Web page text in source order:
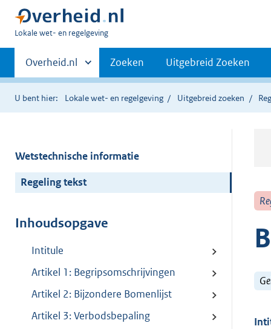
U
hier:
Lokale wet- en regelgeving
Primaire
navigatie
Andere
sites
binnen
Overheid.nl Zoeken Uitgebreid Zoeken
U bent hier: Lokale wet- en regelgeving Uitgebreid zoeken
Wetstechnische informatie
Regeling tekst
Inhoudsopgave
Intitule
Artikel 1: Begripsomschrijvingen
Artikel 2: Bijzondere Bomenlijst
Artikel 3: Verbodsbepaling